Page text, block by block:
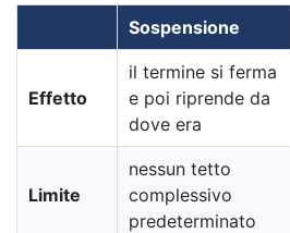
Sospensione
Effetto
il termine si ferma
e poi riprende da
dove era
Limite
nessun tetto
complessivo
predeterminato